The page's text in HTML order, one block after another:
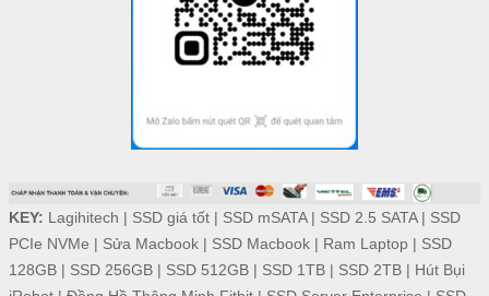
KEY: Lagihitech | SSD giá tốt| SSD mSATA| SSD 2.5 SATA| SSD
PCIe NVMe | Sửa Macbook| SSD Macbook| Ram Laptop| SSD
128GB| SSD 256GB| SSD 512GB| SSD 1TB| SSD 2TB| Hút Bụi